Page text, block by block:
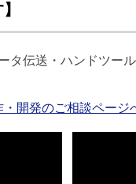
タ伝送・ハンドツー
・開発のご相談ページ